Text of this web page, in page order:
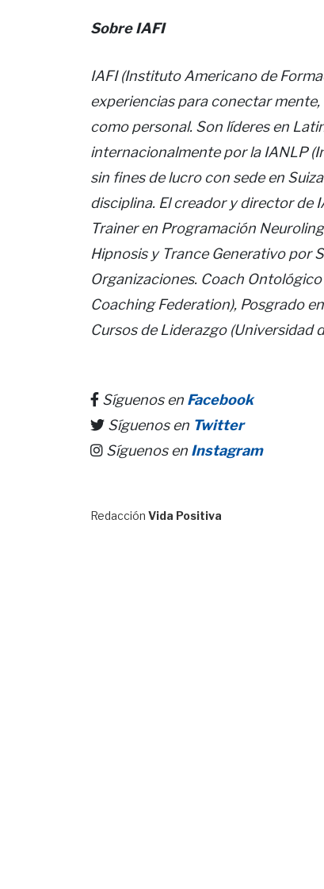
Sobre IAFI
IAFI (Instituto Americano de
experiencias para conectar
como personal. Son líderes en
internacionalmente por la IANLP
sin fines de lucro con sede en
disciplina. El creador y director de
Trainer en Programación
Hipnosis y Trance Generativo por
Organizaciones. Coach
Coaching Federation), Posgrado
Cursos de Liderazgo (Universidad
Síguenos en Facebook
Síguenos en Twitter
Síguenos en Instagram
Redacción Vida Positiva